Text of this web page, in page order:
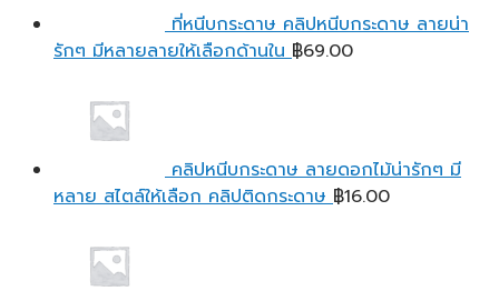
ที่หนีบกระดาษ คลิปหนีบกระดาษ ลายน่า
รักๆ มีหลายลายให้เลือกด้านใน ฿69.00
คลิปหนีบกระดาษ ลายดอกไม้น่ารักๆ มี
หลาย สไตล์ให้เลือก คลิปติดกระดาษ ฿16.00